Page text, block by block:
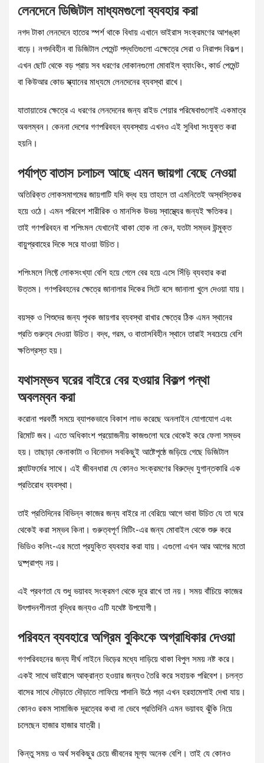
লেনদেনে ডিজিটাল মাধ্যমগুলো ব্যবহার করা
নগদ টাকা লেনদেনে হাতের স্পর্শ থাকে বিধায় এখানে ভাইরাস সংক্রমণের আশঙ্কা
বাড়ে। নগদবিহীন বা ডিজিটাল পেমেন্ট পদ্ধতিগুলো এক্ষেত্রে সেরা ও নিরাপদ বিকল্প।
এখন ছোট থেকে বড় প্রায় সব ধরণের দোকানগুলো মোবাইল ব্যাংকিং, কার্ড পেমেন্ট
বা কিউআর কোড স্ক্যানের মাধ্যমে লেনদেনের ব্যবস্থা রাখে।
যাতায়াতের ক্ষেত্রে এ ধরণের লেনদেনের জন্য রাইড শেয়ার পরিষেবাগুলোই একমাত্র
অবলম্বন। কেননা দেশের গণপরিবহন ব্যবস্থায় এখনও এই সুবিধা সংযুক্ত করা
হয়নি।
পর্যাপ্ত বাতাস চলাচল আছে এমন জায়গা বেছে নেওয়া
অতিরিক্ত লোকসমাগমের জায়গাটি যদি বদ্ধ হয় তাহলে তা এমনিতেই অস্বস্তিকর
হয়ে ওঠে। এমন পরিবেশ শারীরিক ও মানসিক উভয় স্বাস্থ্যের জন্যই ক্ষতিকর।
তাই গণপরিবহন বা শপিংমল যেখানেই থাকা হোক না কেন, যতটা সম্ভব উন্মুক্ত
বায়ুপ্রবাহের দিকে সরে যাওয়া উচিত।
শপিংমলে লিফ্টে লোকসংখ্যা বেশি হয়ে গেলে বের হয়ে এসে সিঁড়ি ব্যবহার করা
উত্তম। গণপরিবহনের ক্ষেত্রে জানালার দিকের সিটে বসে জানালা খুলে দেওয়া যায়।
বয়স্ক ও শিশুদের জন্য পৃথক জায়গার ব্যবস্থা রাখার ক্ষেত্রে ঠিক এমন স্থানের
প্রতি গুরুত্ব দেওয়া উচিত। বদ্ধ, গরম, ও বাতাসবিহীন স্থানে তারাই সবচেয়ে বেশি
ক্ষতিগ্রস্ত হয়।
যথাসম্ভব ঘরের বাইরে বের হওয়ার বিকল্প পন্থা
অবলম্বন করা
করোনা পরবর্তী সময়ে ব্যাপকভাবে বিকাশ লাভ করেছে অনলাইন যোগাযোগ এবং
রিমোট জব। এতে অধিকাংশ প্রয়োজনীয় কাজগুলো ঘরে থেকেই করে ফেলা সম্ভব
হয়। তাছাড়া কেনাকাটা ও বিনোদন সবকিছুই আষ্টেপৃষ্ঠে জড়িয়ে গেছে ডিজিটাল
প্ল্যাটফর্মের সাথে। এই জীবনধারা যে কোনও সংক্রমণের বিরুদ্ধে যুগান্তকারি এক
প্রতিরোধ ব্যবস্থা।
তাই প্রতিদিনের বিভিন্ন কাজের জন্য বাইরে না বেরিয়ে আগে ভাবা উচিত যে তা ঘরে
থেকেই করা সম্ভব কিনা। গুরুত্বপূর্ণ মিটিং-এর জন্য মোবাইল থেকে শুরু করে
ভিডিও কলিং-এর মতো প্রযুক্তি ব্যবহার করা যায়। এগুলো এখন আর আগের মতো
দুষ্প্রাপ্য নয়।
এই প্রবণতা যে শুধু ভয়াবহ সংক্রমণ থেকে দূরে রাখে তা নয়। সময় বাঁচিয়ে কাজের
উৎপাদনশীলতা বৃদ্ধির জন্যও এটি যথেষ্ট উপযোগী।
পরিবহন ব্যবহারে অগ্রিম বুকিংকে অগ্রাধিকার দেওয়া
গণপরিবহনের জন্য দীর্ঘ লাইনে ভিড়ের মধ্যে দাড়িয়ে থাকা বিপুল সময় নষ্ট করে।
একই সাথে ভাইরাসে আক্রান্ত হওয়ার জন্যও তৈরি করে সহায়ক পরিবেশ। চলন্ত
বাসের সাথে দৌড়াতে দৌড়াতে লাফিয়ে পাদানি উঠে পড়া এখন হরহামেশাই দেখা যায়।
কোনও রকম সামাজিক দূরত্বের কথা না ভেবে প্রতিদিনি এমন ভয়াবহ ঝুঁকি নিয়ে
চলেছেন হাজার হাজার যাত্রী।
কিন্তু সময় ও অর্থ সবকিছুর চেয়ে জীবনের মূল্য অনেক বেশি। তাই যে কোনও